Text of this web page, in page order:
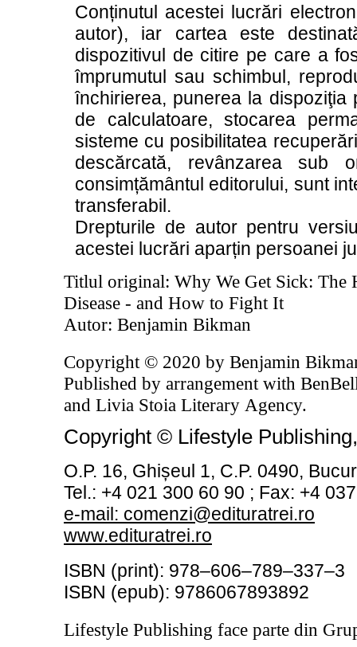
Conținutul acestei lucrări
autor), iar cartea este
dispozitivul de citire pe care a
împrumutul sau schimbul,
închirierea, punerea la
de calculatoare, stocarea
sisteme cu posibilitatea
descărcată, revânzarea
consimțământul editorului, sunt
transferabil.
Drepturile de autor pentru
acestei lucrări aparțin persoanei
Titlul original: Why We Get Sick: The
Disease - and How to Fight It
Autor: Benjamin Bikman
Copyright © 2020 by Benjamin
Published by arrangement with
and Livia Stoia Literary Agency.
Copyright © Lifestyle
O.P. 16, Ghișeul 1, C.P. 0490,
Tel.: +4 021 300 60 90 ; Fax: +4
e-mail: comenzi@edituratrei.ro
www.edituratrei.ro
ISBN (print): 978–606–789–337–3
ISBN (epub): 9786067893892
Lifestyle Publishing face parte din